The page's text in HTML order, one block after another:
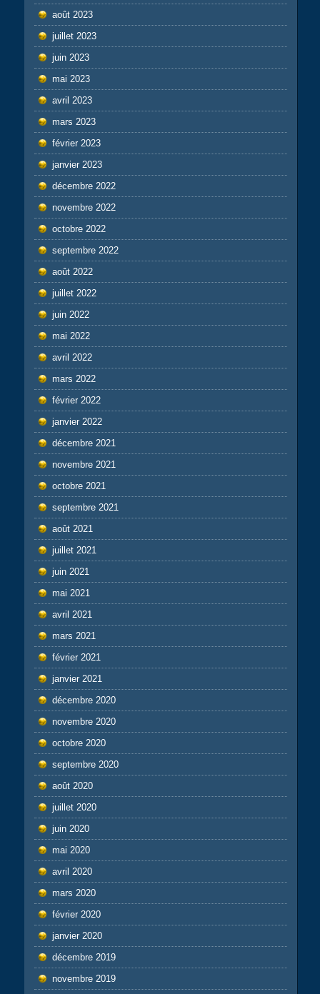
août 2023
juillet 2023
juin 2023
mai 2023
avril 2023
mars 2023
février 2023
janvier 2023
décembre 2022
novembre 2022
octobre 2022
septembre 2022
août 2022
juillet 2022
juin 2022
mai 2022
avril 2022
mars 2022
février 2022
janvier 2022
décembre 2021
novembre 2021
octobre 2021
septembre 2021
août 2021
juillet 2021
juin 2021
mai 2021
avril 2021
mars 2021
février 2021
janvier 2021
décembre 2020
novembre 2020
octobre 2020
septembre 2020
août 2020
juillet 2020
juin 2020
mai 2020
avril 2020
mars 2020
février 2020
janvier 2020
décembre 2019
novembre 2019